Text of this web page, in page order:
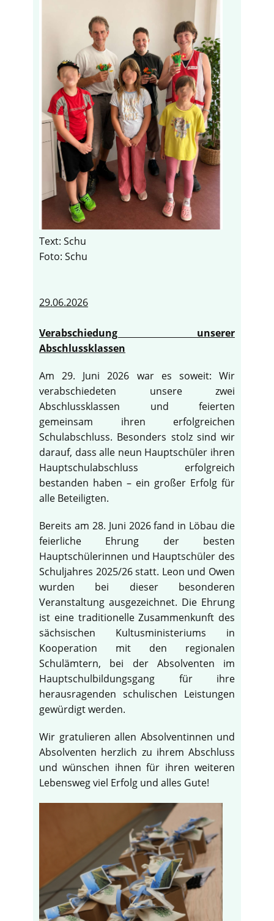
Text: Schu
Foto: Schu
29.06.2026
Verabschiedung unserer
Abschlussklassen
Am 29. Juni 2026 war es soweit: Wir
verabschiedeten unsere zwei
Abschlussklassen und feierten
gemeinsam ihren erfolgreichen
Schulabschluss. Besonders stolz sind wir
darauf, dass alle neun Hauptschüler ihren
Hauptschulabschluss erfolgreich
bestanden haben – ein großer Erfolg für
alle Beteiligten.
Bereits am 28. Juni 2026 fand in Löbau die
feierliche Ehrung der besten
Hauptschülerinnen und Hauptschüler des
Schuljahres 2025/26 statt. Leon und Owen
wurden bei dieser besonderen
Veranstaltung ausgezeichnet. Die Ehrung
ist eine traditionelle Zusammenkunft des
sächsischen Kultusministeriums in
Kooperation mit den regionalen
Schulämtern, bei der Absolventen im
Hauptschulbildungsgang für ihre
herausragenden schulischen Leistungen
gewürdigt werden.
Wir gratulieren allen Absolventinnen und
Absolventen herzlich zu ihrem Abschluss
und wünschen ihnen für ihren weiteren
Lebensweg viel Erfolg und alles Gute!